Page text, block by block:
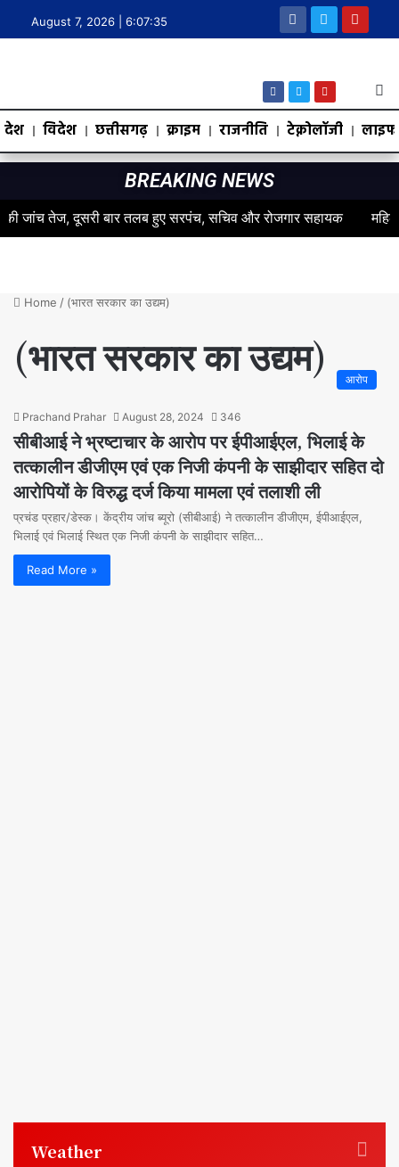
August 7, 2026 | 6:07:35
देश विदेश छत्तीसगढ़ क्राइम राजनीति टेक्नोलॉजी
BREAKING NEWS
तेज, दूसरी बार तलब हुए सरपंच, सचिव और रोजगार सहायक महिलाओं के
Home / (भारत सरकार का उद्यम)
(भारत सरकार का उद्यम) आरोप
Prachand Prahar August 28, 2024 346
सीबीआई ने भ्रष्टाचार के आरोप पर ईपीआईएल, भिलाई के
तत्कालीन डीजीएम एवं एक निजी कंपनी के साझीदार सहित दो
आरोपियों के विरुद्ध दर्ज किया मामला एवं तलाशी ली
प्रचंड प्रहार/डेस्क। केंद्रीय जांच ब्यूरो (सीबीआई) ने तत्कालीन डीजीएम, ईपीआईएल,
भिलाई एवं भिलाई स्थित एक निजी कंपनी के साझीदार सहित…
Read More »
Weather